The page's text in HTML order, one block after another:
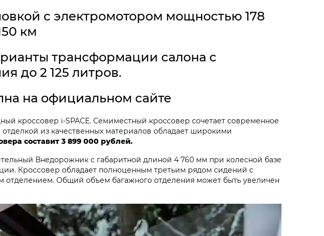
с электромотором мощностью 178
км
трансформации салона с
до 2 125 литров.
на официальном сайте
кроссовер i‑SPACE. Семиместный кроссовер сочетает современное
из качественных материалов обладает широкими
составит 3 899 000 рублей.
Внедорожник с габаритной длиной 4 760 мм при колесной базе
Кроссовер обладает полноценным третьим рядом сидений с
отделением. Общий объем багажного отделения может быть увеличен